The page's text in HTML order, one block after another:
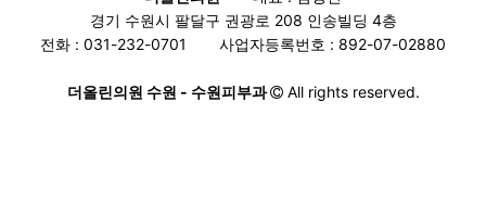
경기 수원시 팔달구 권광로 208 인송빌딩 4층
전화 : 031-232-0701
사업자등록번호 : 892-07-02880
더올린의원 수원 - 수원피부과 All rights reserved.